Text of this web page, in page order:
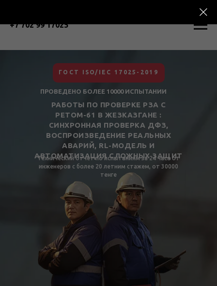
+7 702 99 17025
ПРОВЕДЕНО БОЛЕЕ 10000 ИСПЫТАНИИ
РАБОТЫ ПО ПРОВЕРКЕ РЗА С
РЕТОМ-61 В ЖЕЗКАЗГАНЕ :
СИНХРОННАЯ ПРОВЕРКА ДФЗ,
ВОСПРОИЗВЕДЕНИЕ РЕАЛЬНЫХ
АВАРИЙ, RL-МОДЕЛЬ И
АВТОМАТИЗАЦИЯ СЛОЖНЫХ ЗАЩИТ
ГОСТ ISO/IEC 17025-2019
Технический отчет по испытаниям за 24 часа от
инженеров с более 20 летним стажем, от 30000
тенге